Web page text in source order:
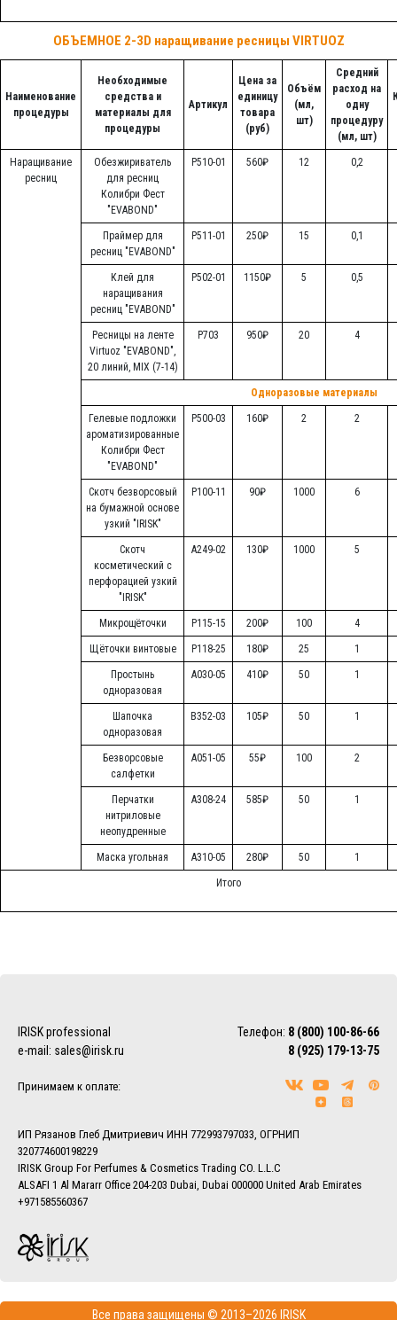
ОБЪЕМНОЕ 2-3D наращивание ресницы VIRTUOZ
Наименование
процедуры
Необходимые
средства и
материалы для
процедуры
Артикул
Цена за
единицу
товара
(руб)
Объём
(мл,
шт)
Средний
расход на
одну
процедуру
(мл, шт)
Наращивание
ресниц
Обезжириватель
для ресниц
Колибри Фест
"EVABOND"
Р510-01 560₽ 12 0,2
Праймер для
ресниц "EVABOND"
Р511-01 250₽ 15 0,1
Клей для
наращивания
ресниц "EVABOND"
Р502-01 1150₽ 5 0,5
Ресницы на ленте
Virtuoz "EVABOND",
20 линий, MIX (7-14)
Р703 950₽ 20 4
Одноразовые материалы
Гелевые подложки
ароматизированные
Колибри Фест
"EVABOND"
Р500-03 160₽ 2 2
Скотч безворсовый
на бумажной основе
узкий "IRISK"
Р100-11 90₽ 1000 6
Скотч
косметический с
перфорацией узкий
"IRISK"
А249-02 130₽ 1000 5
Микрощёточки Р115-15 200₽ 100 4
Щёточки винтовые Р118-25 180₽ 25 1
Простынь
одноразовая
А030-05 410₽ 50 1
Шапочка
одноразовая
В352-03 105₽ 50 1
Безворсовые
салфетки
А051-05 55₽ 100 2
Перчатки
нитриловые
неопудренные
А308-24 585₽ 50 1
Маска угольная А310-05 280₽ 50 1
Итого
IRISK professional Телефон: 8 (800) 100-86-66
8 (925) 179-13-75
e-mail: sales@irisk.ru
Принимаем к оплате:
ИП Рязанов Глеб Дмитриевич ИНН 772993797033, ОГРНИП
320774600198229
IRISK Group For Perfumes & Cosmetics Trading CO. L.L.C
ALSAFI 1 Al Mararr Office 204-203 Dubai, Dubai 000000 United Arab Emirates
+971585560367
Все права защищены © 2013–2026 IRISK